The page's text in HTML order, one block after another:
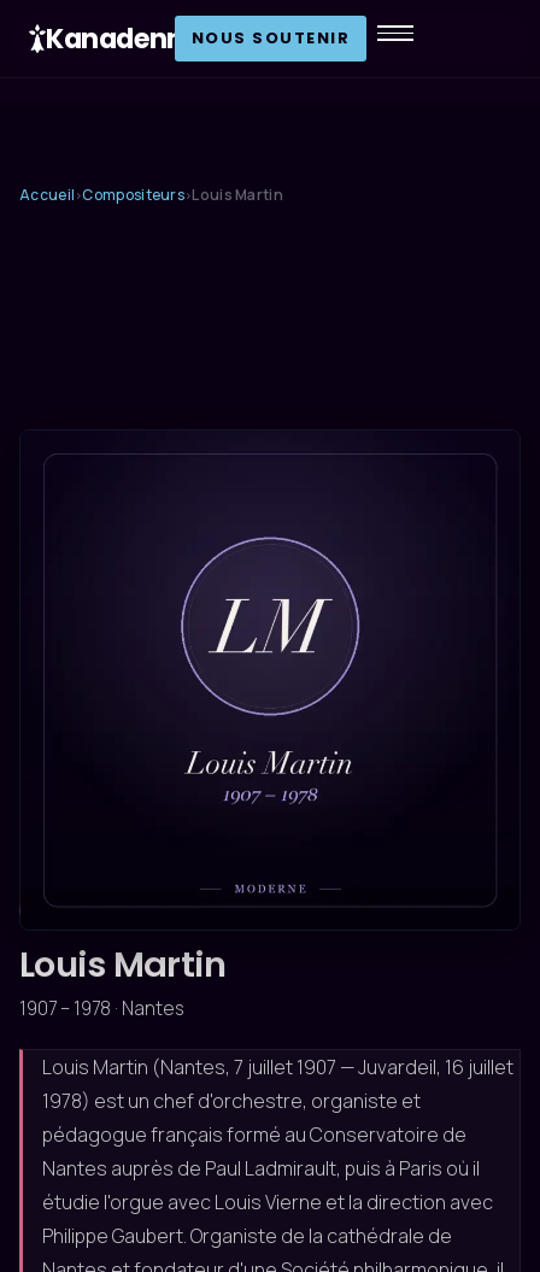
Kanadenn NOUS SOUTENIR
Accueil ›Compositeurs›Louis Martin
MODERNE
Louis Martin
1907 – 1978 · Nantes
Louis Martin (Nantes, 7 juillet 1907 — Juvardeil, 16 juillet
1978) est un chef d'orchestre, organiste et
pédagogue français formé au Conservatoire de
Nantes auprès de Paul Ladmirault, puis à Paris où il
étudie l'orgue avec Louis Vierne et la direction avec
Philippe Gaubert. Organiste de la cathédrale de